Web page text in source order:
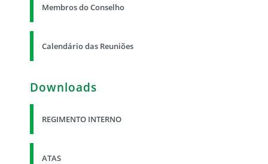
Membros do Conselho
Calendário das Reuniões
Downloads
REGIMENTO INTERNO
ATAS